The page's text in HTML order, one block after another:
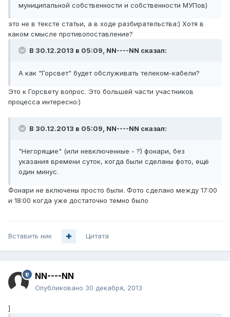
муниципальной собственности и собственности МУПов)
это не в тексте статьи, а в ходе разбирательства:) Хотя в
каком смысле противопоставление?
В 30.12.2013 в 05:09, NN----NN сказал:
А как "Горсвет" будет обслуживать телеком-кабели?
Это к Горсвету вопрос. Это большей части участников
процесса интересно:)
В 30.12.2013 в 05:09, NN----NN сказал:
"Негорящие" (или невключенные - ?) фонари, без
указания времени суток, когда были сделаны фото, ещё
один минус.
Фонари не включены просто были. Фото сделано между 17:00
и 18:00 когда уже достаточно темно было
Вставить ник Цитата
NN----NN
Опубликовано 30 декабря, 2013
]